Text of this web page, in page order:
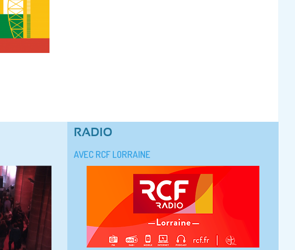
RADIO
AVEC RCF LORRAINE